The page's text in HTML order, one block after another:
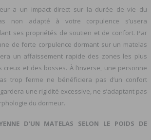
a un impact direct sur la durée de vie du
non adapté à votre corpulence s’usera
ses propriétés de soutien et de confort. Par
de forte corpulence dormant sur un matelas
un affaissement rapide des zones les plus
creux et des bosses. À l’inverse, une personne
trop ferme ne bénéficiera pas d’un confort
une rigidité excessive, ne s’adaptant pas
du dormeur.
D’UN MATELAS SELON LE POIDS DE